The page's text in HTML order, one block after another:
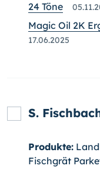
24 Töne
Magic Oil 2K
17.06.2025
S.
Produkte:
Fischgrät